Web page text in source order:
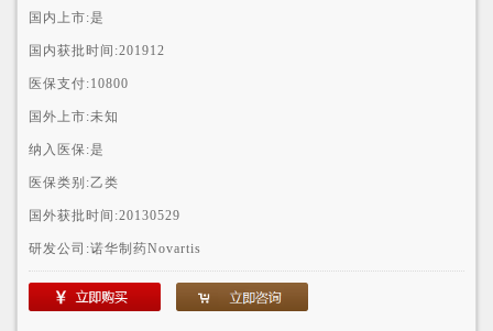
国内上市:是
国内获批时间:201912
医保支付:10800
国外上市:未知
纳入医保:是
医保类别:乙类
国外获批时间:20130529
研发公司:诺华制药Novartis